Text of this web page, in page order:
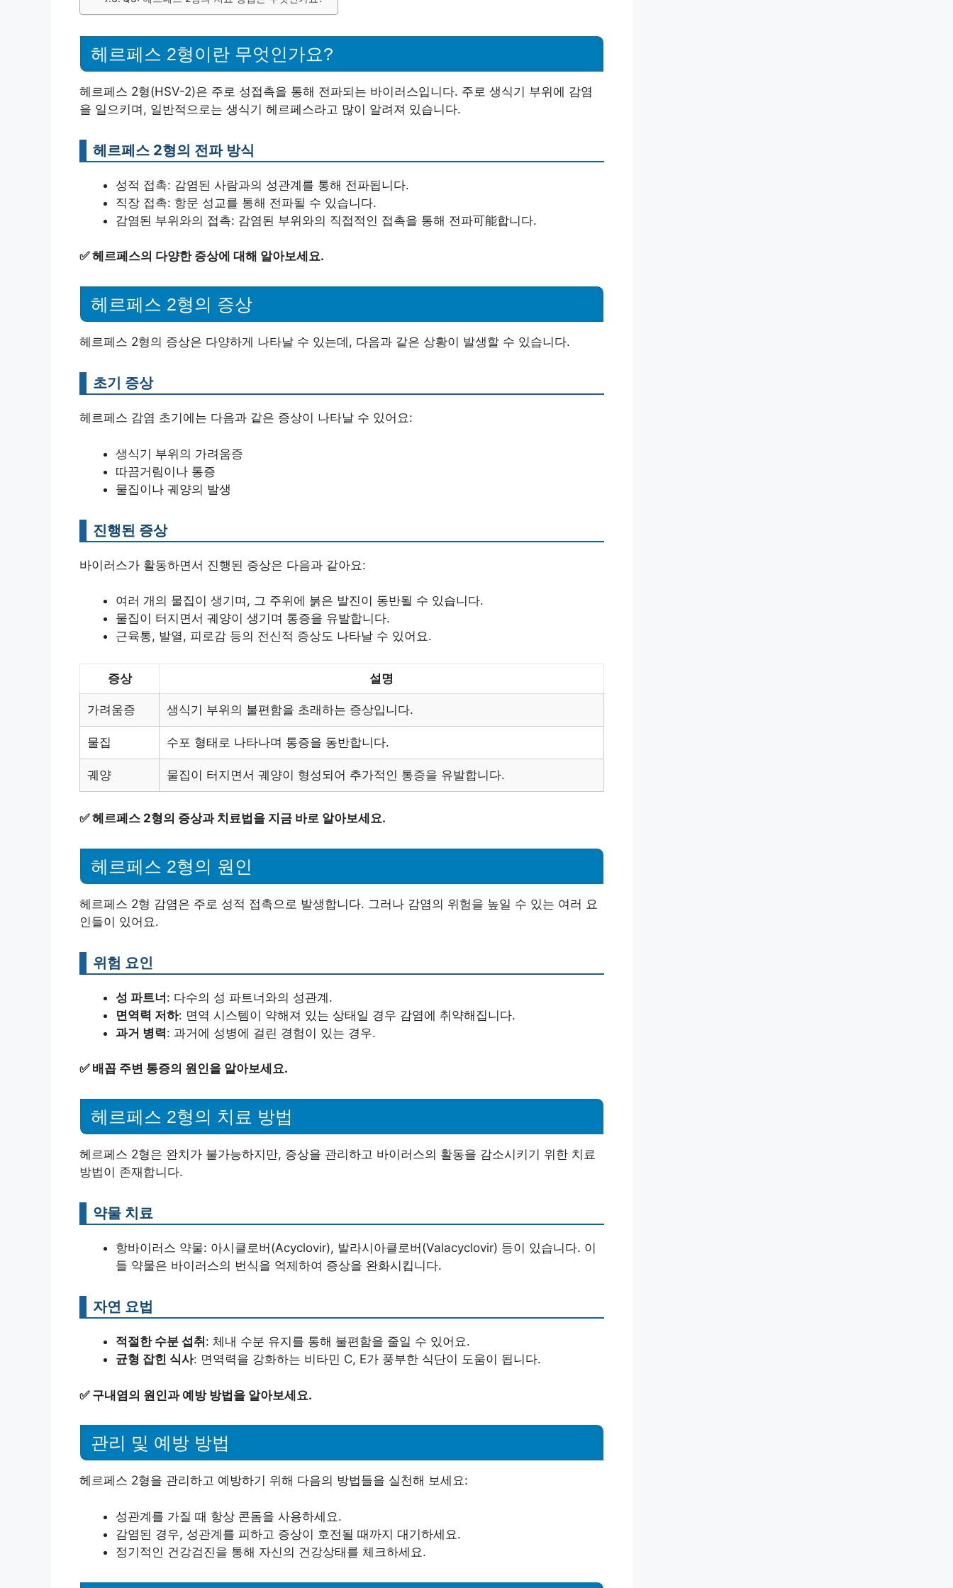
헤르페스 2형이란 무엇인가요?
헤르페스 2형(HSV-2)은 주로 성접촉을 통해 전파되는 바이러스입니다. 주로 생식기 부위에 감염
을 일으키며, 일반적으로는 생식기 헤르페스라고 많이 알려져 있습니다.
헤르페스 2형의 전파 방식
성적 접촉: 감염된 사람과의 성관계를 통해 전파됩니다.
직장 접촉: 항문 성교를 통해 전파될 수 있습니다.
감염된 부위와의 접촉: 감염된 부위와의 직접적인 접촉을 통해 전파可能합니다.
✅헤르페스의 다양한 증상에 대해 알아보세요.
헤르페스 2형의 증상
헤르페스 2형의 증상은 다양하게 나타날 수 있는데, 다음과 같은 상황이 발생할 수 있습니다.
초기 증상
헤르페스 감염 초기에는 다음과 같은 증상이 나타날 수 있어요:
생식기 부위의 가려움증
따끔거림이나 통증
물집이나 궤양의 발생
진행된 증상
바이러스가 활동하면서 진행된 증상은 다음과 같아요:
여러 개의 물집이 생기며, 그 주위에 붉은 발진이 동반될 수 있습니다.
물집이 터지면서 궤양이 생기며 통증을 유발합니다.
근육통, 발열, 피로감 등의 전신적 증상도 나타날 수 있어요.
증상 설명
가려움증 생식기 부위의 불편함을 초래하는 증상입니다.
물집 수포 형태로 나타나며 통증을 동반합니다.
궤양 물집이 터지면서 궤양이 형성되어 추가적인 통증을 유발합니다.
✅헤르페스 2형의 증상과 치료법을 지금 바로 알아보세요.
헤르페스 2형의 원인
헤르페스 2형 감염은 주로 성적 접촉으로 발생합니다. 그러나 감염의 위험을 높일 수 있는 여러 요
인들이 있어요.
위험 요인
성 파트너: 다수의 성 파트너와의 성관계.
면역력 저하: 면역 시스템이 약해져 있는 상태일 경우 감염에 취약해집니다.
과거 병력: 과거에 성병에 걸린 경험이 있는 경우.
✅ 배꼽 주변 통증의 원인을 알아보세요.
헤르페스 2형의 치료 방법
헤르페스 2형은 완치가 불가능하지만, 증상을 관리하고 바이러스의 활동을 감소시키기 위한 치료
방법이 존재합니다.
약물 치료
항바이러스 약물: 아시클로버(Acyclovir), 발라시아클로버(Valacyclovir) 등이 있습니다. 이
들 약물은 바이러스의 번식을 억제하여 증상을 완화시킵니다.
자연 요법
적절한 수분 섭취 : 체내 수분 유지를 통해 불편함을 줄일 수 있어요.
균형 잡힌 식사: 면역력을 강화하는 비타민 C, E가 풍부한 식단이 도움이 됩니다.
✅ 구내염의 원인과 예방 방법을 알아보세요.
관리 및 예방 방법
헤르페스 2형을 관리하고 예방하기 위해 다음의 방법들을 실천해 보세요:
성관계를 가질 때 항상 콘돔을 사용하세요.
감염된 경우, 성관계를 피하고 증상이 호전될 때까지 대기하세요.
정기적인 건강검진을 통해 자신의 건강상태를 체크하세요.